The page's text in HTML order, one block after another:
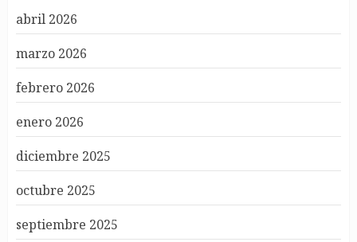
abril 2026
marzo 2026
febrero 2026
enero 2026
diciembre 2025
octubre 2025
septiembre 2025